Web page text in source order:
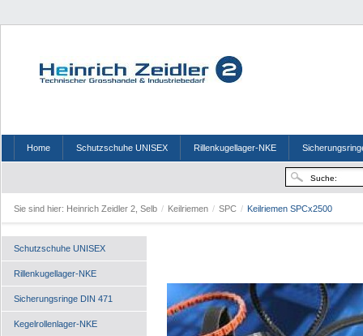
Home Schutzschuhe UNISEX Rillenkugellager-NKE
Sie sind hier: Heinrich Zeidler 2, Selb / Keilriemen / SPC / Keilriemen SPCx2500
Schutzschuhe UNISEX
Rillenkugellager-NKE
Sicherungsringe DIN 471
Kegelrollenlager-NKE